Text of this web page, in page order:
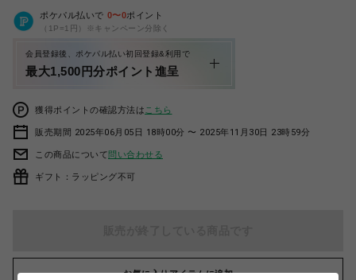
ポケパル払いで 0〜0ポイント
（1P=1円）※キャンペーン分除く
会員登録後、ポケパル払い初回登録&利用で
最大1,500円分ポイント進呈
獲得ポイントの確認方法は こちら
販売期間 2025年06月05日 18時00分 〜 2025年11月30日 23時59分
この商品について問い合わせる
ギフト：ラッピング不可
お気に入りアイテムに追加